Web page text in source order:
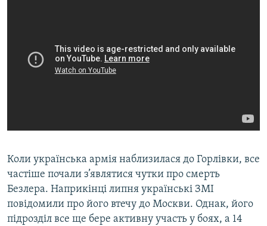
Коли українська армія наблизилася до Горлівки, все
частіше почали з’являтися чутки про смерть
Безлера. Наприкінці липня українські ЗМІ
повідомили про його втечу до Москви. Однак, його
підрозділ все ще бере активну участь у боях, а 14